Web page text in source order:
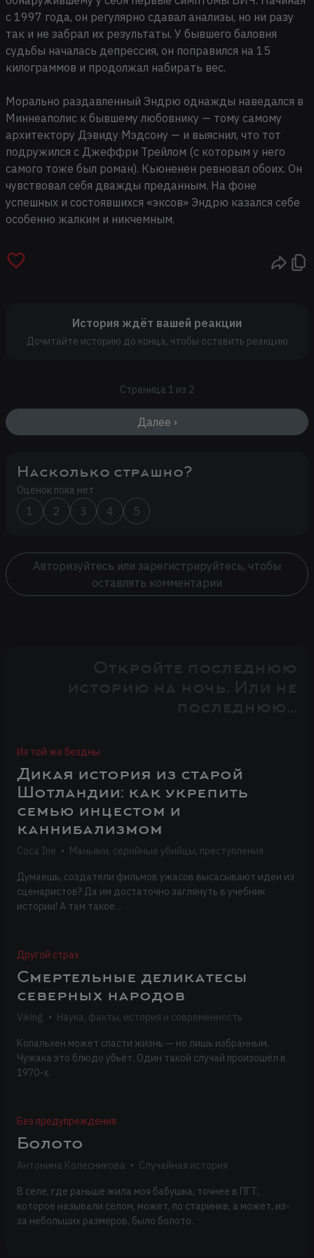
с 1997 года, он регулярно сдавал анализы, но ни разу
так и не забрал их результаты. У бывшего баловня
судьбы началась депрессия, он поправился на 15
килограммов и продолжал набирать вес.
Морально раздавленный Эндрю однажды наведался в
Миннеаполис к бывшему любовнику — тому самому
архитектору Дэвиду Мэдсону — и выяснил, что тот
подружился с Джеффри Трейлом (с которым у него
самого тоже был роман). Кьюненен ревновал обоих. Он
чувствовал себя дважды преданным. На фоне
успешных и состоявшихся «эксов» Эндрю казался себе
особенно жалким и никчемным.
История ждёт вашей реакции
Дочитайте историю до конца, чтобы оставить реакцию
Страница 1 из 2
Далее ›
Насколько страшно?
Оценок пока нет
1 2 3 4 5
Авторизуйтесь или зарегистрируйтесь, чтобы
оставлять комментарии
Из той же бездны
Дикая история из старой
Шотландии: как укрепить
семью инцестом и
каннибализмом
Coca Ine • Маньяки, серийные убийцы, преступления
Думаешь, создатели фильмов ужасов высасывают идеи из
сценаристов? Да им достаточно заглянуть в учебник
истории! А там такое…
Другой страх
Смертельные деликатесы
северных народов
Viking • Наука, факты, история и современность
Копальхен может спасти жизнь — но лишь избранным.
Чужака это блюдо убьёт. Один такой случай произошёл в
1970-х.
Без предупреждения
Болото
Антонина Колесникова • Случайная история
В селе, где раньше жила моя бабушка, точнее в ПГТ,
которое называли селом, может, по старинке, а может, из-
за небольших размеров, было болото.